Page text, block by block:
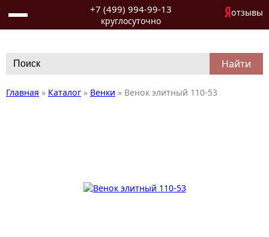
+7 (499) 994-99-13
круглосуточно
отзывы
for:
Главная » Каталог » Венки » Венок элитный 110-53